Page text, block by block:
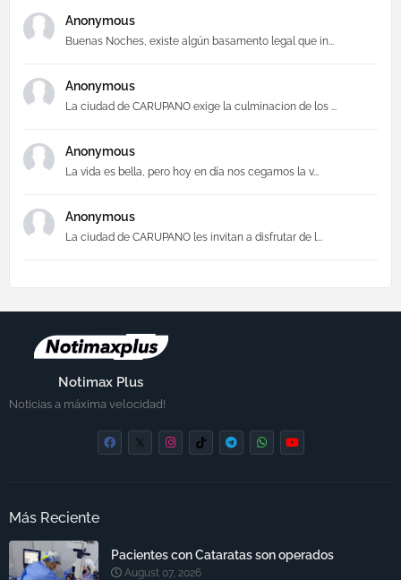
Anonymous
Buenas Noches, existe algún basamento legal que in...
Anonymous
La ciudad de CARUPANO exige la culminacion de los ...
Anonymous
La vida es bella, pero hoy en día nos cegamos la v...
Anonymous
La ciudad de CARUPANO les invitan a disfrutar de l...
Notimax Plus
Noticias a máxima velocidad!
Más Reciente
Pacientes con Cataratas son operados
August 07, 2026